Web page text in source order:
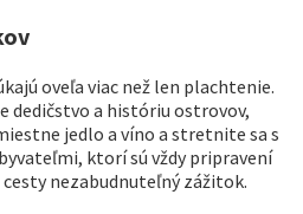
oveľa viac než len plachtenie.
dedičstvo a históriu ostrovov,
jedlo a víno a stretnite sa s
ktorí sú vždy pripravení
nezabudnuteľný zážitok.